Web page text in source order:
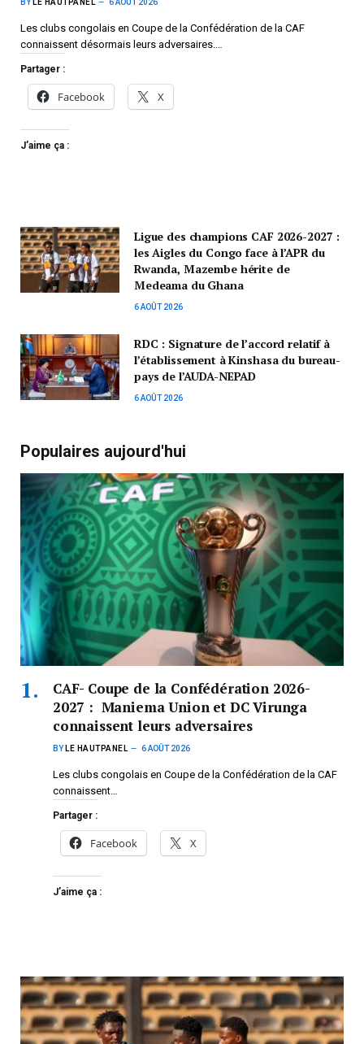
Les clubs congolais en Coupe de la Confédération de la CAF
connaissent désormais leurs adversaires.…
Partager :
Facebook X
J’aime ça :
Ligue des champions CAF 2026-2027 :
les Aigles du Congo face à l’APR du
Rwanda, Mazembe hérite de
Medeama du Ghana
6 AOÛT 2026
RDC : Signature de l’accord relatif à
l’établissement à Kinshasa du bureau-
pays de l’AUDA-NEPAD
6 AOÛT 2026
Populaires aujourd'hui
CAF- Coupe de la Confédération 2026-
2027 : Maniema Union et DC Virunga
connaissent leurs adversaires
BY LE HAUTPANEL 6 AOÛT 2026
Les clubs congolais en Coupe de la Confédération de la CAF
connaissent…
Partager :
Facebook X
J’aime ça :